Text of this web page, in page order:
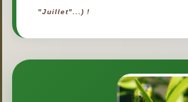
"Juillet"...) !